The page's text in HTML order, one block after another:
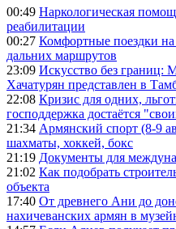
00:49 Наркологическая
реабилитации
00:27 Комфортные поездки на
дальних маршрутов
23:09 Искусство без границ:
Хачатурян представлен в
22:08 Кризис для одних,
господдержка достаётся
21:34 Армянский спорт (8-9
шахматы, хоккей, бокс
21:19 Документы для
21:02 Как подобрать
объекта
17:40 От древнего Ани до
нахичеванских армян в